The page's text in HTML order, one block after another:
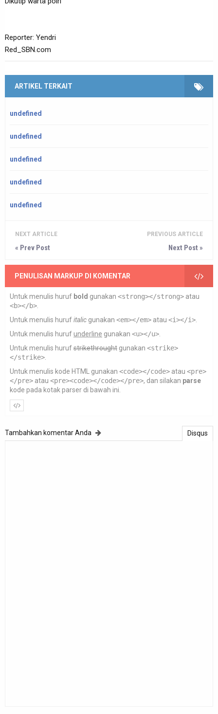
Reporter: Yendri
Red_SBN.com
ARTIKEL TERKAIT
undefined
undefined
undefined
undefined
undefined
NEXT ARTICLE
« Prev Post
PREVIOUS ARTICLE
Next Post »
PENULISAN MARKUP DI KOMENTAR
Untuk menulis huruf bold gunakan <strong></strong> atau
<b></b>
Untuk menulis hurufitalic gunakan <em></em> atau <i></i>
Untuk menulis hurufunderline gunakan <u></u>
Untuk menulis hurufstrikethrought gunakan <strike>
</strike>
Untuk menulis kode HTML gunakan <code></code> atau <pre>
</pre> atau <pre><code></code></pre>, dan silakan parse
kode pada kotak parser di bawah ini.
Disqus
Tambahkan komentar Anda